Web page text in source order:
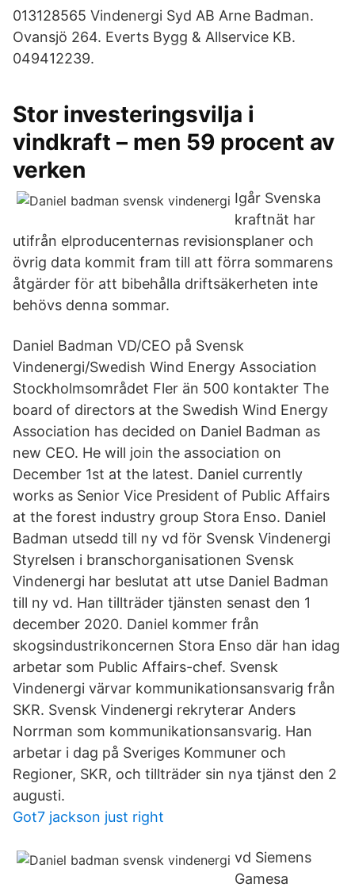
013128565 Vindenergi Syd AB Arne Badman.
Ovansjö 264. Everts Bygg & Allservice KB.
049412239.
Stor investeringsvilja i
vindkraft – men 59 procent av
verken
Igår Svenska
kraftnät har
utifrån elproducenternas revisionsplaner och
övrig data kommit fram till att förra sommarens
åtgärder för att bibehålla driftsäkerheten inte
behövs denna sommar.
Daniel Badman VD/CEO på Svensk
Vindenergi/Swedish Wind Energy Association
Stockholmsområdet Fler än 500 kontakter The
board of directors at the Swedish Wind Energy
Association has decided on Daniel Badman as
new CEO. He will join the association on
December 1st at the latest. Daniel currently
works as Senior Vice President of Public Affairs
at the forest industry group Stora Enso. Daniel
Badman utsedd till ny vd för Svensk Vindenergi
Styrelsen i branschorganisationen Svensk
Vindenergi har beslutat att utse Daniel Badman
till ny vd. Han tillträder tjänsten senast den 1
december 2020. Daniel kommer från
skogsindustrikoncernen Stora Enso där han idag
arbetar som Public Affairs-chef. Svensk
Vindenergi värvar kommunikationsansvarig från
SKR. Svensk Vindenergi rekryterar Anders
Norrman som kommunikationsansvarig. Han
arbetar i dag på Sveriges Kommuner och
Regioner, SKR, och tillträder sin nya tjänst den 2
augusti.
Got7 jackson just right
vd Siemens
Gamesa